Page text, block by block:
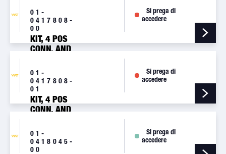
FEMALE
[A442]
01-
0417808-
00
KIT, 4 POS
CONN. AND
[A447]
Si prega di
accedere
01-
0417808-
01
KIT, 4 POS
CONN. AND
[A448]
Si prega di
accedere
01-
0418045-
00
Si prega di
accedere